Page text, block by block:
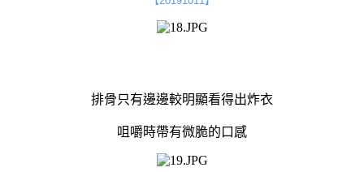
排骨只有邊邊較明顯看得出炸衣
咀嚼時帶有微脆的口感